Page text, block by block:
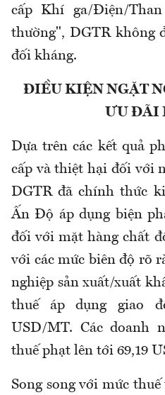
cấp Khí ga/Điện/
thường", DGTR không
đối kháng.
ĐIỀU KIỆN NGẶT
ƯU ĐÃI
Dựa trên các kết quả
cấp và thiệt hại đối với
DGTR đã chính thức
Ấn Độ áp dụng biện
đối với mặt hàng chất
với các mức biên độ rõ
nghiệp sản xuất/xuất
thuế áp dụng giao
USD/MT. Các doanh
thuế phạt lên tới 69,19
Song song với mức